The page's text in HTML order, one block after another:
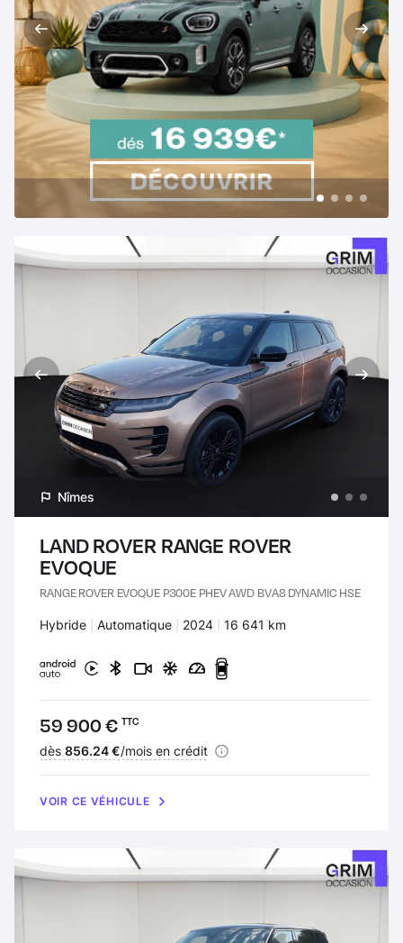
Nîmes
LAND ROVER RANGE ROVER
EVOQUE
RANGE ROVER EVOQUE P300E PHEV AWD BVA8 DYNAMIC HSE
Carburant :
Hybride Transmission :
Automatique Années :
2024 Kilomètres :
16 641 km
Prix :
59 900 € TTC
Financement :
dès 856.24 €/mois en crédit
VOIR CE VÉHICULE